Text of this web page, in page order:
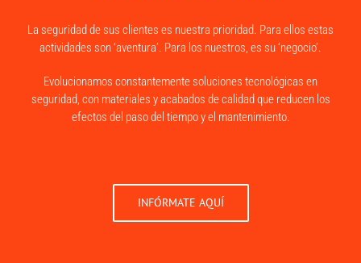
La seguridad de sus clientes es nuestra prioridad. Para ellos estas
actividades son ‘aventura’. Para los nuestros, es su ‘negocio’.
Evolucionamos constantemente soluciones tecnológicas en
seguridad, con materiales y acabados de calidad que reducen los
efectos del paso del tiempo y el mantenimiento.
INFÓRMATE AQUÍ